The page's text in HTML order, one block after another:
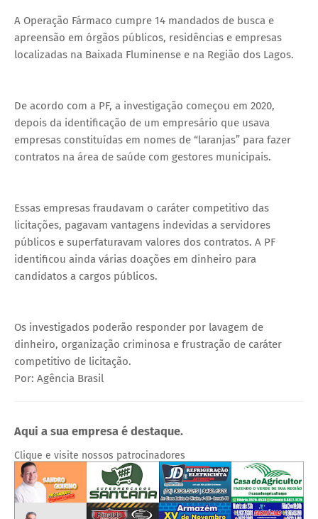
A Operação Fármaco cumpre 14 mandados de busca e
apreensão em órgãos públicos, residências e empresas
localizadas na Baixada Fluminense e na Região dos Lagos.
De acordo com a PF, a investigação começou em 2020,
depois da identificação de um empresário que usava
empresas constituídas em nomes de “laranjas” para fazer
contratos na área de saúde com gestores municipais.
Essas empresas fraudavam o caráter competitivo das
licitações, pagavam vantagens indevidas a servidores
públicos e superfaturavam valores dos contratos. A PF
identificou ainda várias doações em dinheiro para
candidatos a cargos públicos.
Os investigados poderão responder por lavagem de
dinheiro, organização criminosa e frustração de caráter
competitivo de licitação.
Por: Agência Brasil
Aqui a sua empresa é destaque.
Clique e visite nossos patrocinadores